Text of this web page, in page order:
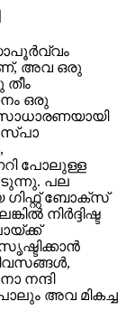
അവ ഒരു
ഒരു
സ്പാ
പോലുള്ള
പല
ഗിഫ്റ്റ് ബോക്സ്
നിർദ്ദിഷ്ട
നന്ദി
അവ മികച്ച